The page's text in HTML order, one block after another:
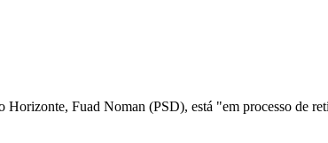
Fuad Noman (PSD), está "em processo de